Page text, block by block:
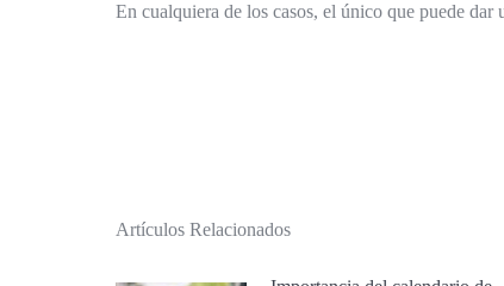
En cualquiera de los casos, el único que puede
Artículos Relacionados